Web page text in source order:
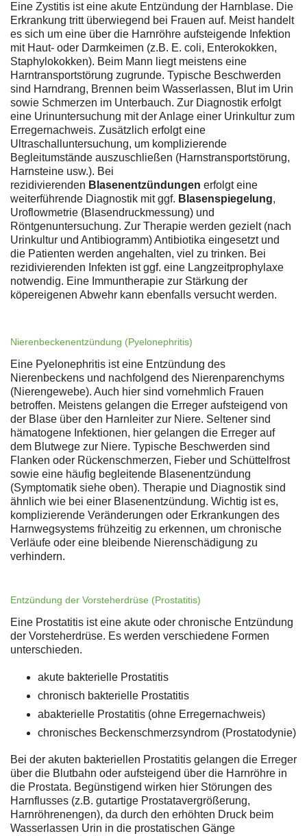
Eine Zystitis ist eine akute Entzündung der Harnblase. Die
Erkrankung tritt überwiegend bei Frauen auf. Meist handelt
es sich um eine über die Harnröhre aufsteigende Infektion
mit Haut- oder Darmkeimen (z.B. E. coli, Enterokokken,
Staphylokokken). Beim Mann liegt meistens eine
Harntransportstörung zugrunde. Typische Beschwerden
sind Harndrang, Brennen beim Wasserlassen, Blut im Urin
sowie Schmerzen im Unterbauch. Zur Diagnostik erfolgt
eine Urinuntersuchung mit der Anlage einer Urinkultur zum
Erregernachweis. Zusätzlich erfolgt eine
Ultraschalluntersuchung, um komplizierende
Begleitumstände auszuschließen (Harnstransportstörung,
Harnsteine usw.). Bei
rezidivierenden Blasenentzündungen erfolgt eine
weiterführende Diagnostik mit ggf. Blasenspiegelung,
Uroflowmetrie (Blasendruckmessung) und
Röntgenuntersuchung. Zur Therapie werden gezielt (nach
Urinkultur und Antibiogramm) Antibiotika eingesetzt und
die Patienten werden angehalten, viel zu trinken. Bei
rezidivierenden Infekten ist ggf. eine Langzeitprophylaxe
notwendig. Eine Immuntherapie zur Stärkung der
köpereigenen Abwehr kann ebenfalls versucht werden.
Nierenbeckenentzündung (Pyelonephritis)
Eine Pyelonephritis ist eine Entzündung des
Nierenbeckens und nachfolgend des Nierenparenchyms
(Nierengewebe). Auch hier sind vornehmlich Frauen
betroffen. Meistens gelangen die Erreger aufsteigend von
der Blase über den Harnleiter zur Niere. Seltener sind
hämatogene Infektionen, hier gelangen die Erreger auf
dem Blutwege zur Niere. Typische Beschwerden sind
Flanken oder Rückenschmerzen, Fieber und Schüttelfrost
sowie eine häufig begleitende Blasenentzündung
(Symptomatik siehe oben). Therapie und Diagnostik sind
ähnlich wie bei einer Blasenentzündung. Wichtig ist es,
komplizierende Veränderungen oder Erkrankungen des
Harnwegsystems frühzeitig zu erkennen, um chronische
Verläufe oder eine bleibende Nierenschädigung zu
verhindern.
Entzündung der Vorsteherdrüse (Prostatitis)
Eine Prostatitis ist eine akute oder chronische Entzündung
der Vorsteherdrüse. Es werden verschiedene Formen
unterschieden.
akute bakterielle Prostatitis
chronisch bakterielle Prostatitis
abakterielle Prostatitis (ohne Erregernachweis)
chronisches Beckenschmerzsyndrom (Prostatodynie)
Bei der akuten bakteriellen Prostatitis gelangen die Erreger
über die Blutbahn oder aufsteigend über die Harnröhre in
die Prostata. Begünstigend wirken hier Störungen des
Harnflusses (z.B. gutartige Prostatavergrößerung,
Harnröhrenengen), da durch den erhöhten Druck beim
Wasserlassen Urin in die prostatischen Gänge